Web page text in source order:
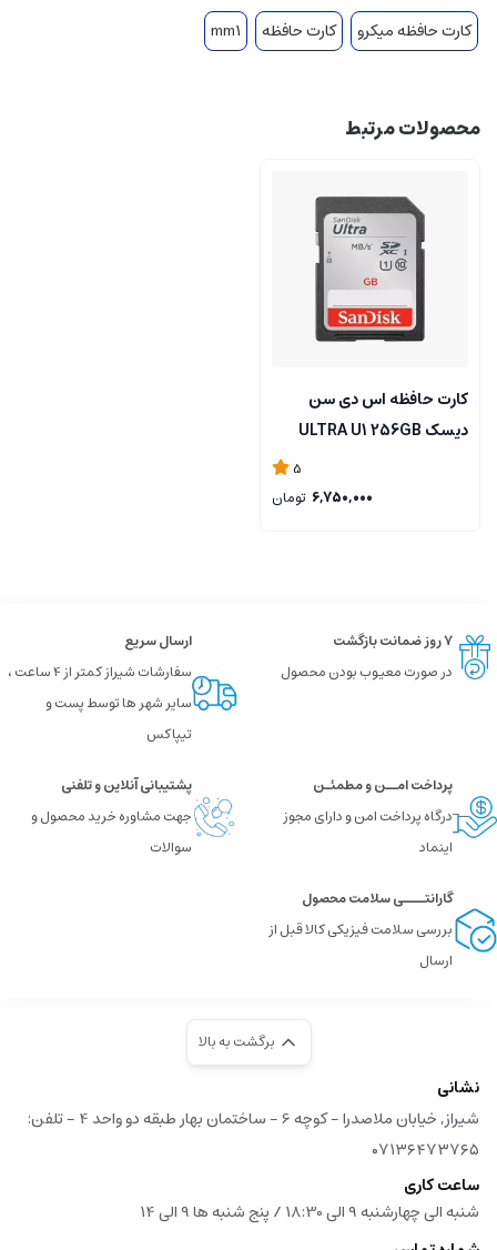
کارت حافظه میکرو
کارت حافظه mm1
محصولات مرتبط
کارت حافظه اس دی سن
دیسک ULTRA U1 256GB
5
6,750,000 تومان
۷ روز ضمانت بازگشت
در صورت معیوب بودن محصول
ارسال سریع
سفارشات شیراز کمتر از 4 ساعت ،
سایر شهر ها توسط پست و
تیپاکس
پرداخت امــن و مطمئـن
درگاه پرداخت امن و دارای مجوز
اینماد
پشتیبانی آنلاین و تلفنی
جهت مشاوره خرید محصول و
سوالات
گارانتــــی سلامت محصول
بررسی سلامت فیزیکی کالا قبل از
ارسال
برگشت به بالا
نشانی
شیراز, خیابان ملاصدرا - کوچه 6 - ساختمان بهار طبقه دو واحد 4 - تلفن:
۰۷۱۳۶۴۷۳۷۶۵
ساعت کاری
شنبه الی چهارشنبه 9 الی 18:30 / پنج شنبه ها 9 الی 14